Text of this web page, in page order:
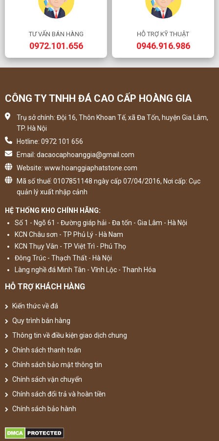
TƯ VẤN BÁN HÀNG
0972.101.656
HỖ TRỢ KỸ THUẬT
0946.916.986
CÔNG TY TNHH ĐÁ CAO CẤP HOÀNG GIA
Trụ sở chính: Đội 16, Thôn Khoan Tế, xã Đa Tốn, huyện Gia Lâm,
TP. Hà Nội
Hotline: 0972 101 656
Email: dacaocaphoanggia@gmail.com
Website: www.hoanggiaphatstone.com
Mã số thuế: 0107851148 ngày cấp 07/04/2016, Nơi cấp: Cục
quản lý xuất nhập cảnh
HỆ THỐNG KHO CHÍNH HÃNG:
Số 1 - Ngõ 61 - Đường giáp hải - Đa tốn - Gia Lâm - Hà Nội
KCN Châu sơn - TP Phủ Lý - Hà Nam
KCN Thụy Vân - TP Việt Trì - Phú Thọ
Đông Trúc - Thạch Thất - Hà Nội
Làng nghề đá Minh Tân - Vĩnh Lộc - Thanh Hóa
HỖ TRỢ KHÁCH HÀNG
Kiến thức về đá
Quy trình bán hàng
Thông tin về điều kiện giao dịch chung
Chính sách thanh toán
Chính sách bảo mật thông tin
Chính sách vận chuyển
Chính sách đổi trả và hoàn tiền
Chính sách bảo hành